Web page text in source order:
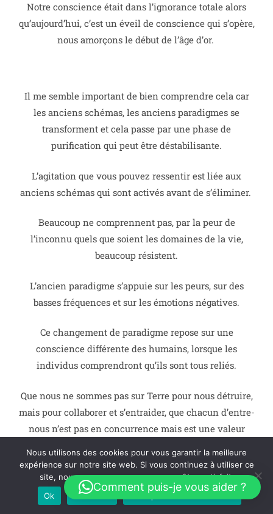
Notre conscience était dans l’ignorance totale alors
qu’aujourd’hui, c’est un éveil de conscience qui s’opère,
nous amorçons le début de l’âge d’or.
Il me semble important de bien comprendre cela car
les anciens schémas, les anciens paradigmes se
transforment et cela passe par une phase de
purification qui peut être déstabilisante.
L’agitation que vous pouvez ressentir est liée aux
anciens schémas qui sont activés avant de s’éliminer.
Beaucoup ne comprennent pas, par la peur de
l’inconnu quels que soient les domaines de la vie,
beaucoup résistent.
L’ancien paradigme s’appuie sur les peurs, sur des
basses fréquences et sur les émotions négatives.
Ce changement de paradigme repose sur une
conscience différente des humains, lorsque les
individus comprendront qu’ils sont tous reliés.
Que nous ne sommes pas sur Terre pour nous détruire,
mais pour collaborer et s’entraider, que chacun d’entre-
nous n’est pas en concurrence mais est une valeur
Que ce soit dans n’importe quel domaine de votre vie :
Comment puis-je vous aider ?
Nous utilisons des cookies pour vous garantir la meilleure
expérience sur notre site web. Si vous continuez à utiliser ce
site, nous supposerons que vous en êtes satisfait.
Ok
Je refuse Politique de confidentialité